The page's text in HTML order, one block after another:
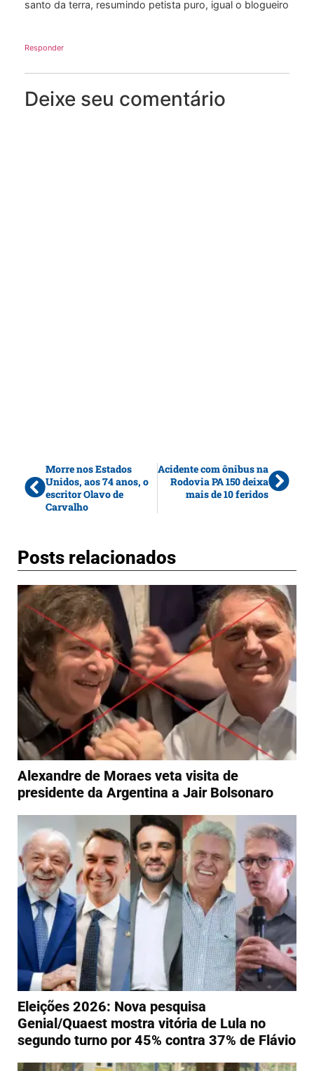
santo da terra, resumindo petista puro, igual o blogueiro
Responder
Deixe seu comentário
Morre nos Estados
Unidos, aos 74 anos, o
escritor Olavo de
Carvalho
Acidente com ônibus na
Rodovia PA 150 deixa
mais de 10 feridos
Posts relacionados
Alexandre de Moraes veta visita de
presidente da Argentina a Jair Bolsonaro
Eleições 2026: Nova pesquisa
Genial/Quaest mostra vitória de Lula no
segundo turno por 45% contra 37% de Flávio